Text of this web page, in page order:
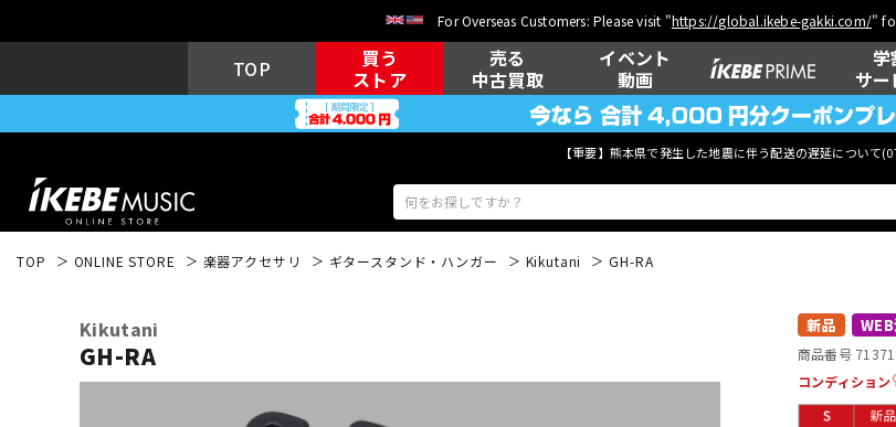
For Overseas Customers: Please visit "https://global.ikebe-gakki.com/"
TOP
買う
ストア
売る
中古買取
イベント
動画
学
サ
【重要】熊本県で発生した地震に伴う配送の遅延について(07
ウクレ
キーボード 電子ピアノ その他楽
TOP ONLINE STORE 楽器アクセサリ ギタースタンド・ハンガー Kikutani GH-RA
Kikutani
GH-RA
新品
商品番号
コンディション